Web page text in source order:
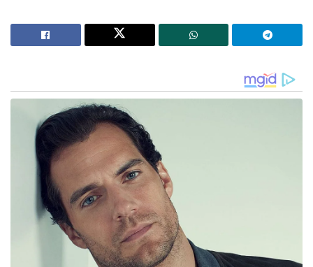
ജനതാ റോഡിലെ പൃഥ്വീരാജിൻ്റെ ഫ്ലാറ്റിലേക്ക് ഞാനും
അന്ന് പ്രൊഡക്ഷൻ കൺട്രോളറും പിന്നീട്
എൻ്റെ കയ്യിൽ DTP എടുത്ത് ബൈൻ്റു ചെയ്ത എൻ്റെ
സിനിമയുടെ തിരക്കഥയുമുണ്ടായിരുന്നു.
അടിയന്തരാവസ്ഥക്കാലത്ത് നടന്ന രാജൻ
കൊലക്കേസിൻ്റെ രഹസ്യങ്ങൾ
വെളിപ്പെടുത്തുന്നതായിരുന്നു സിനിമ . രണ്ടു
വർഷമെടുത്ത് എഴുതിയ തിരക്കഥയിൽ രാജൻ്റെ
college ൻ സുഹൃത്തായിരുന്ന നക്സൽ നേതാവ് മുരളി
കണ്ണമ്പള്ളിയുടെ വേഷമായിരുന്നു പൃഥ്വീരാജിനോട്
പറയാൻ പോയത്.
തിരക്കഥ മുഴുവൻ വായിച്ച പൃഥ്വി പറഞ്ഞു.